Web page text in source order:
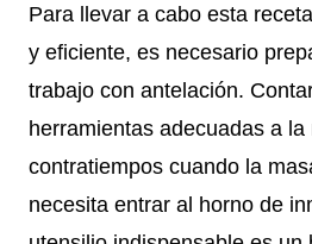
Para llevar a cabo esta
y eficiente, es necesario
trabajo con antelación.
herramientas adecuadas a la
contratiempos cuando la
necesita entrar al horno de